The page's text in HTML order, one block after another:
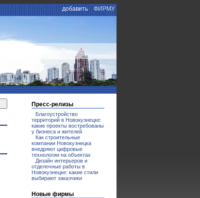
добавить ФИРМУ
Пресс-релизы
Благоустройство
территорий в Новокузнецке:
какие проекты востребованы
у бизнеса и жителей
Как строительные
компании Новокузнецка
внедряют цифровые
технологии на объектах
Дизайн интерьеров и
отделочные работы в
Новокузнецке: какие стили
выбирают заказчики
Новые фирмы